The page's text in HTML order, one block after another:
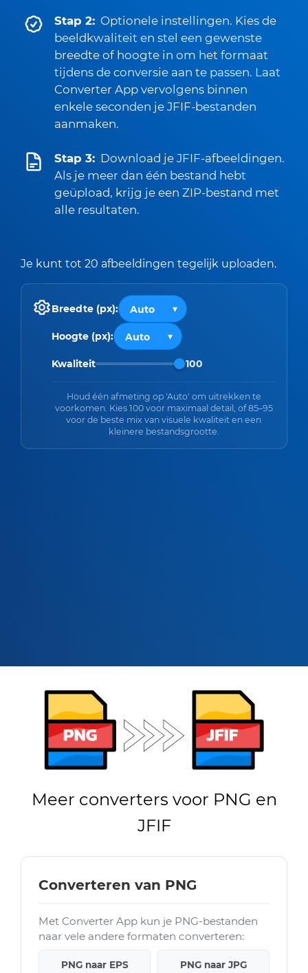
Stap 2: Optionele instellingen. Kies de
beeldkwaliteit en stel een gewenste
breedte of hoogte in om het formaat
tijdens de conversie aan te passen. Laat
Converter App vervolgens binnen
enkele seconden je JFIF-bestanden
aanmaken.
Stap 3: Download je JFIF-afbeeldingen.
Als je meer dan één bestand hebt
geüpload, krijg je een ZIP-bestand met
alle resultaten.
Je kunt tot 20 afbeeldingen tegelijk uploaden.
Breedte (px):
Hoogte (px):
Kwaliteit 100
Houd één afmeting op 'Auto' om uitrekken te
voorkomen. Kies 100 voor maximaal detail, of 85–95
voor de beste mix van visuele kwaliteit en een
kleinere bestandsgrootte.
Meer converters voor PNG en
JFIF
Converteren van PNG
Met Converter App kun je PNG-bestanden
naar vele andere formaten converteren:
PNG naar EPS PNG naar JPG